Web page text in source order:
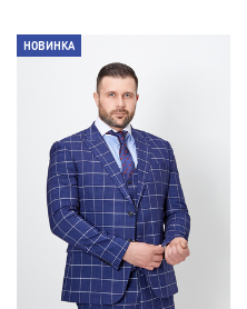
НОВИНКА